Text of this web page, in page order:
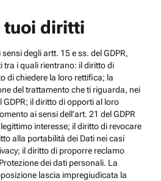
tuoi diritti
degli artt. 15 e ss. del GDPR,
tra i quali rientrano: il diritto di
di chiedere la loro rettifica; la
del trattamento che ti riguarda, nei
GDPR; il diritto di opporti al loro
ai sensi dell’art. 21 del GDPR
interesse; il diritto di revocare
alla portabilità dei Dati nei casi
il diritto di proporre reclamo
dei dati personali. La
lascia impregiudicata la